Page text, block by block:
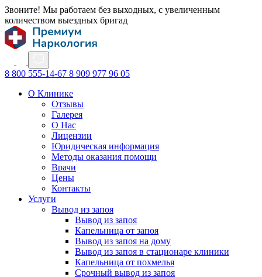
Звоните! Мы работаем без выходных, с увеличенным
количеством выездных бригад
8 800 555-14-67 8 909 977 96 05
О Клинике
Отзывы
Галерея
О Нас
Лицензии
Юридическая информация
Методы оказания помощи
Врачи
Цены
Контакты
Услуги
Вывод из запоя
Вывод из запоя
Капельница от запоя
Вывод из запоя на дому
Вывод из запоя в стационаре клиники
Капельница от похмелья
Срочный вывод из запоя